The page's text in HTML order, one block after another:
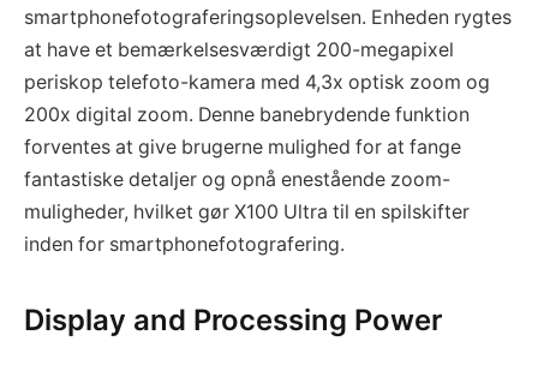
smartphonefotograferingsoplevelsen. Enheden rygtes
at have et bemærkelsesværdigt 200-megapixel
periskop telefoto-kamera med 4,3x optisk zoom og
200x digital zoom. Denne banebrydende funktion
forventes at give brugerne mulighed for at fange
fantastiske detaljer og opnå enestående zoom-
muligheder, hvilket gør X100 Ultra til en spilskifter
inden for smartphonefotografering.
Display and Processing Power